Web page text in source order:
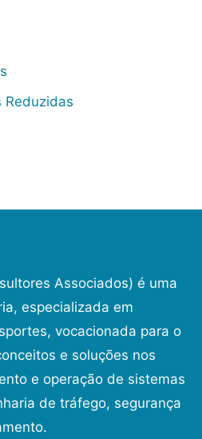
Reduzidas
Associados) é uma
especializada em
vocacionada para o
e soluções nos
e operação de sistemas
de tráfego, segurança